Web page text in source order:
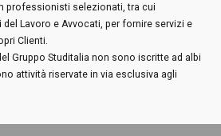
professionisti selezionati, tra cui
Lavoro e Avvocati, per fornire servizi e
Clienti.
Gruppo Studitalia non sono iscritte ad albi
attività riservate in via esclusiva agli